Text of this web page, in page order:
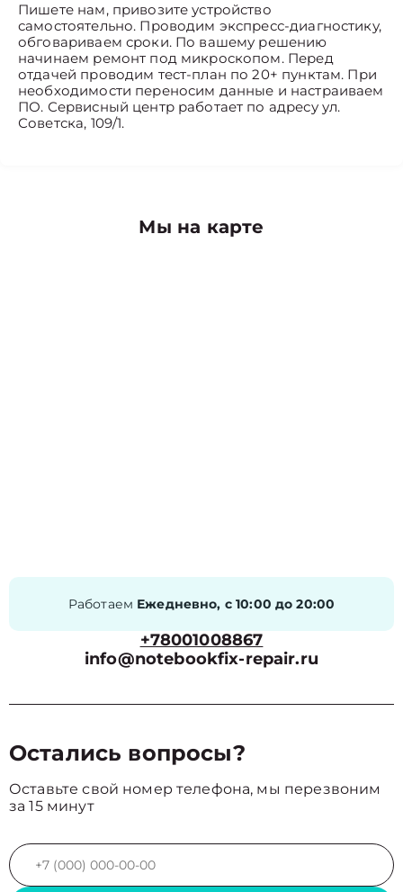
Пишете нам, привозите устройство
самостоятельно. Проводим экспресс-диагностику,
обговариваем сроки. По вашему решению
начинаем ремонт под микроскопом. Перед
отдачей проводим тест-план по 20+ пунктам. При
необходимости переносим данные и настраиваем
ПО. Сервисный центр работает по адресу ул.
Советска, 109/1.
Мы на карте
Работаем Ежедневно, с 10:00 до 20:00
+78001008867
info@notebookfix-repair.ru
Остались вопросы?
Оставьте свой номер телефона, мы перезвоним
за 15 минут